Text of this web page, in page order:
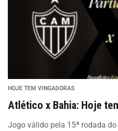
HOJE TEM VINGADORAS
Atlético x Bahia: Hoje
Jogo válido pela 15ª rodada